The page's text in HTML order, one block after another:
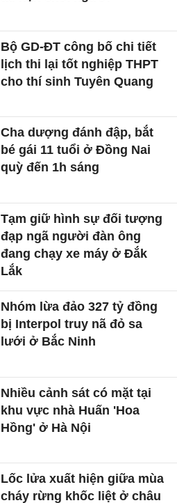
Bộ GD-ĐT công bố chi tiết
lịch thi lại tốt nghiệp THPT
cho thí sinh Tuyên Quang
Cha dượng đánh đập, bắt
bé gái 11 tuổi ở Đồng Nai
quỳ đến 1h sáng
Tạm giữ hình sự đối tượng
đạp ngã người đàn ông
đang chạy xe máy ở Đắk
Lắk
Nhóm lừa đảo 327 tỷ đồng
bị Interpol truy nã đỏ sa
lưới ở Bắc Ninh
Nhiều cảnh sát có mặt tại
khu vực nhà Huấn 'Hoa
Hồng' ở Hà Nội
Lốc lửa xuất hiện giữa mùa
cháy rừng khốc liệt ở châu